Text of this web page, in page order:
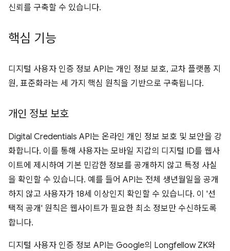
신뢰를 구축할 수 있습니다.
핵심 기능
디지털 사용자 인증 정보 API는 개인 정보 보호, 교차 플랫폼 지
원, 표준화라는 세 가지 핵심 원칙을 기반으로 구축됩니다.
개인 정보 보호
Digital Credentials API는 온라인 개인 정보 보호 및 보안을 강
화합니다. 이를 통해 사용자는 모바일 지갑의 디지털 ID를 웹사
이트에 제시하여 기본 민감한 정보를 공개하지 않고 특정 사실
을 확인할 수 있습니다. 예를 들어 API는 전체 생년월일을 공개
하지 않고 사용자가 18세 이상인지 확인할 수 있습니다. 이 '선
택적 공개' 원칙은 웹사이트가 필요한 최소 정보만 수신하도록
합니다.
디지털 사용자 인증 정보 API는 Google의 Longfellow ZK와